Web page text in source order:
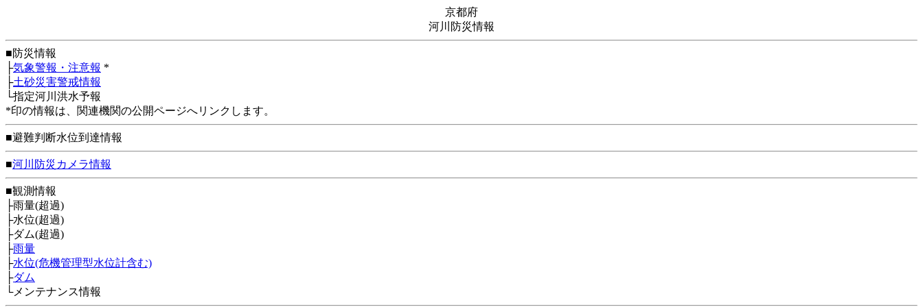
京都府
河川防災情報
■防災情報
├気象警報・注意報 *
├土砂災害警戒情報
└指定河川洪水予報
*印の情報は、関連機関の公開ページへリンクします。
■避難判断水位到達情報
■河川防災カメラ情報
■観測情報
├雨量(超過)
├水位(超過)
├ダム(超過)
├雨量
├水位(危機管理型水位計含む)
├ダム
└メンテナンス情報